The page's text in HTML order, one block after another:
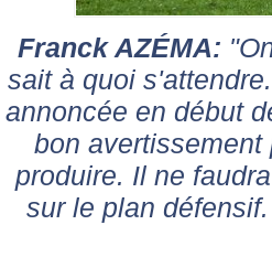
Franck AZÉMA:
sait à quoi
annoncée en début
bon
produire. Il ne
sur le plan